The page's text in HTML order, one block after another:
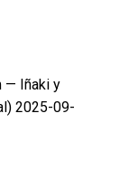
— Iñaki y
2025-09-